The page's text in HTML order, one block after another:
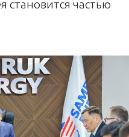
становится частью